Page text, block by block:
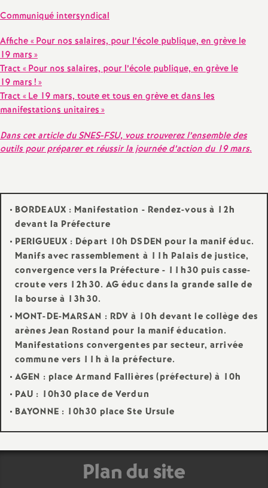
e
c
o
n
d
g
r
é
O
r
é
Communiqué intersyndical
Affiche «Pour nos salaires, pour l’école publique, en grève le
19 mars»
Tract «Pour nos salaires, pour l’école publique, en grève le
19 mars!»
Tract «Le 19 mars, toute et tous en grève et dans les
manifestations unitaires»
Dans cet article du SNES-FSU, vous trouverez l’ensemble des
outils pour préparer et réussir la journée d’action du 19 mars.
BORDEAUX : Manifestation - Rendez-vous à 12h
devant la Préfecture
PERIGUEUX : Départ 10h DSDEN pour la manif éduc.
Manifs avec rassemblement à 11h Palais de justice,
convergence vers la Préfecture - 11h30 puis casse-
croute vers 12h30. AG éduc dans la grande salle de
la bourse à 13h30.
MONT-DE-MARSAN : RDV à 10h devant le collège des
arènes Jean Rostand pour la manif éducation.
Manifestations convergentes par secteur, arrivée
commune vers 11h à la préfecture.
AGEN : place Armand Fallières (préfecture) à 10h
PAU : 10h30 place de Verdun
BAYONNE : 10h30 place Ste Ursule
Plan du site